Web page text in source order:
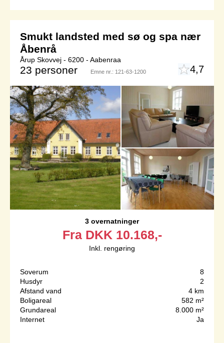
Smukt landsted med sø og spa nær
Åbenrå
Årup Skovvej - 6200 - Aabenraa
23 personer Emne nr.: 121-63-1200 4,7
3 overnatninger
Fra DKK 10.168,-
Inkl. rengøring
Soverum
8
Husdyr
2
Afstand vand
4 km
Boligareal
582 m²
Grundareal
8.000 m²
Internet
Ja